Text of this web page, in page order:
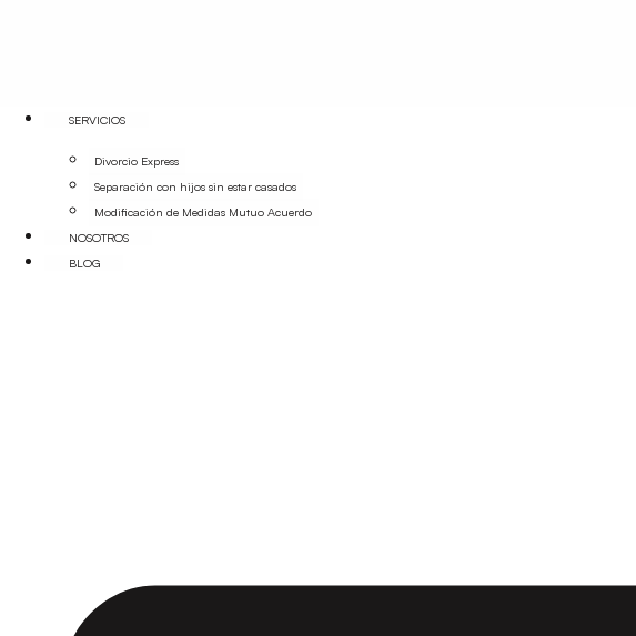
SERVICIOS
Divorcio Express
Separación con hijos sin estar casados
Modificación de Medidas Mutuo Acuerdo
NOSOTROS
BLOG